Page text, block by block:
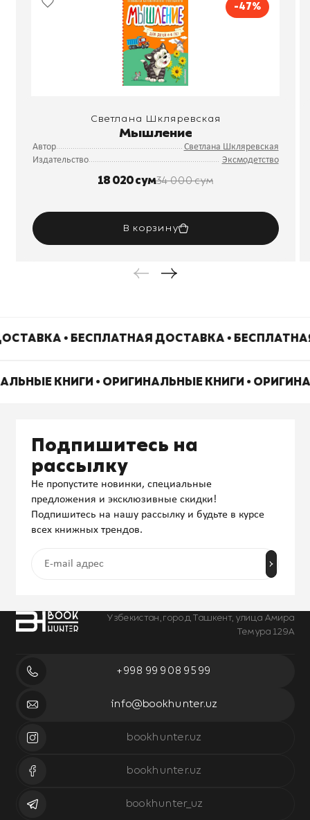
-47%
Светлана Шкляревская
Мышление
Автор
Светлана Шкляревская
Издательство
Эксмодетство
18 020 сум34 000 сум
В корзину
• БЕСПЛАТНАЯ ДОСТАВКА •
КНИГИ • ОРИГИНАЛЬНЫЕ КНИГИ •
Узбекистан, город Ташкент, улица Амира
Темура 129А
+998 99 908 95 99
info@bookhunter.uz
bookhunter.uz
bookhunter.uz
bookhunter_uz
Подпишитесь на
рассылку
Не пропустите новинки, специальные
предложения и эксклюзивные скидки!
Подпишитесь на нашу рассылку и будьте в курсе
всех книжных трендов.